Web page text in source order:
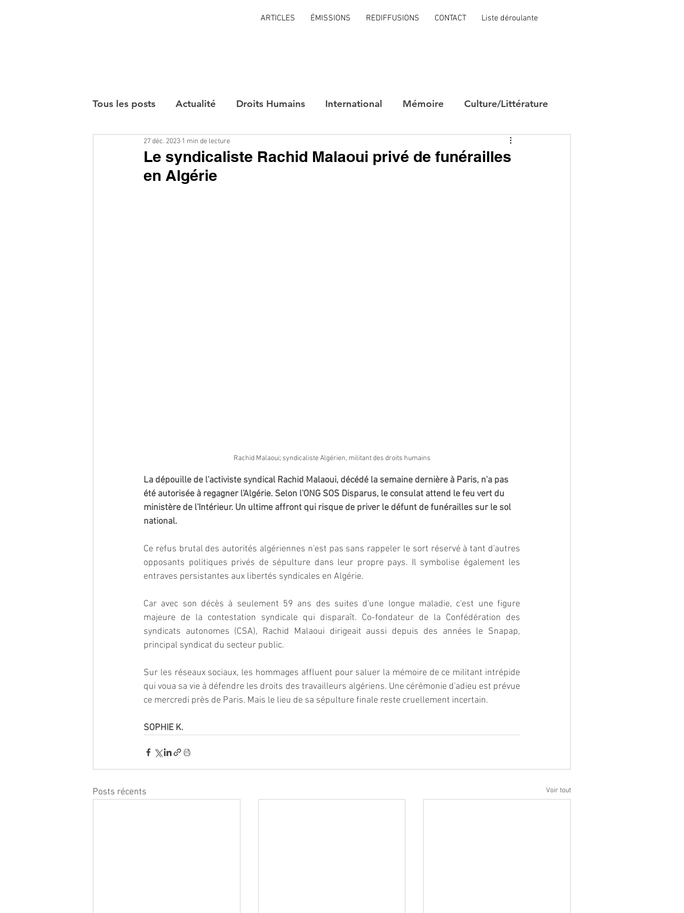
ARTICLES ÉMISSIONS REDIFFUSIONS CONTACT Liste déroulante
Tous les posts Actualité Droits Humains International Mémoire Culture/Littérature
Interviews
Le syndicaliste Rachid Malaoui privé de funérailles
en Algérie
27 déc. 2023 1 min de lecture
Rachid Malaoui; syndicaliste Algérien, militant des droits humains
La dépouille de l'activiste syndical Rachid Malaoui, décédé la semaine dernière à Paris, n'a pas
été autorisée à regagner l'Algérie. Selon l'ONG SOS Disparus, le consulat attend le feu vert du
ministère de l'Intérieur. Un ultime affront qui risque de priver le défunt de funérailles sur le sol
national.
Ce refus brutal des autorités algériennes n'est pas sans rappeler le sort réservé à tant d'autres
opposants politiques privés de sépulture dans leur propre pays. Il symbolise également les
entraves persistantes aux libertés syndicales en Algérie.
Car avec son décès à seulement 59 ans des suites d'une longue maladie, c'est une figure
majeure de la contestation syndicale qui disparaît. Co-fondateur de la Confédération des
syndicats autonomes (CSA), Rachid Malaoui dirigeait aussi depuis des années le Snapap,
principal syndicat du secteur public.
Sur les réseaux sociaux, les hommages affluent pour saluer la mémoire de ce militant intrépide
qui voua sa vie à défendre les droits des travailleurs algériens. Une cérémonie d'adieu est prévue
ce mercredi près de Paris. Mais le lieu de sa sépulture finale reste cruellement incertain.
SOPHIE K.
Posts récents Voir tout